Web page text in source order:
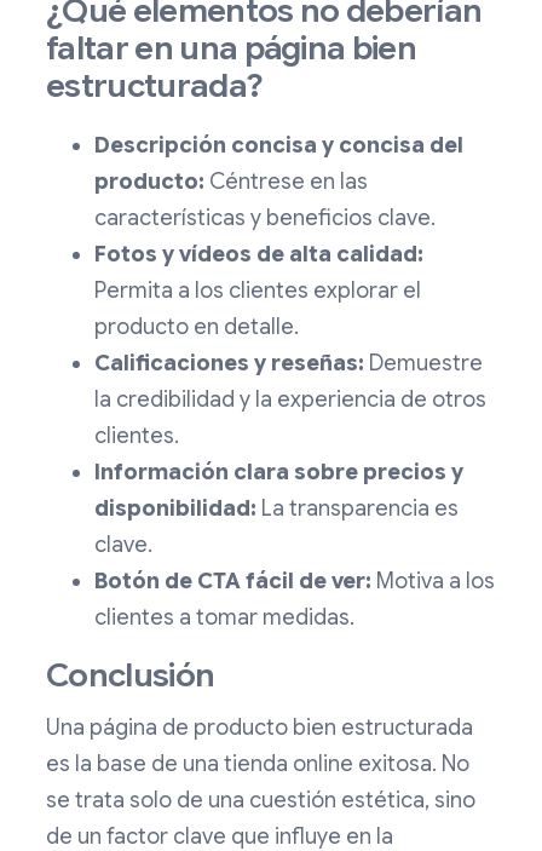
¿Qué elementos no deberían
faltar en una página bien
estructurada?
Descripción concisa y concisa del
producto: Céntrese en las
características y beneficios clave.
Fotos y vídeos de alta calidad:
Permita a los clientes explorar el
producto en detalle.
Calificaciones y reseñas: Demuestre
la credibilidad y la experiencia de otros
clientes.
Información clara sobre precios y
disponibilidad: La transparencia es
clave.
Botón de CTA fácil de ver: Motiva a los
clientes a tomar medidas.
Conclusión
Una página de producto bien estructurada
es la base de una tienda online exitosa. No
se trata solo de una cuestión estética, sino
de un factor clave que influye en la